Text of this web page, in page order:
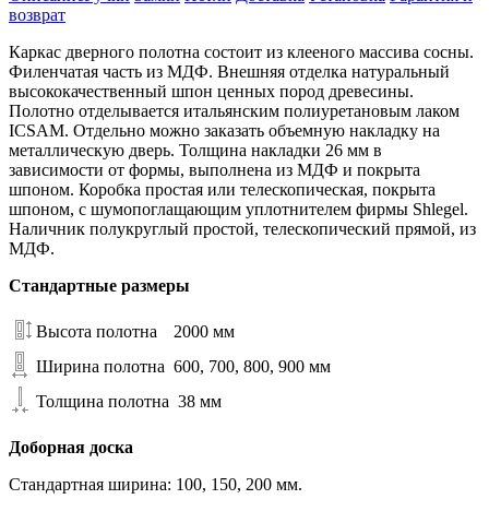
возврат
Каркас дверного полотна состоит из клееного массива сосны.
Филенчатая часть из МДФ. Внешняя отделка натуральный
высококачественный шпон ценных пород древесины.
Полотно отделывается итальянским полиуретановым лаком
ICSAM. Отдельно можно заказать объемную накладку на
металлическую дверь. Толщина накладки 26 мм в
зависимости от формы, выполнена из МДФ и покрыта
шпоном. Коробка простая или телескопическая, покрыта
шпоном, с шумопоглащающим уплотнителем фирмы Shlegel.
Наличник полукруглый простой, телескопический прямой, из
МДФ.
Стандартные размеры
Высота полотна
2000 мм
Ширина полотна 600, 700, 800, 900 мм
Толщина полотна 38 мм
Доборная доска
Стандартная ширина: 100, 150, 200 мм.